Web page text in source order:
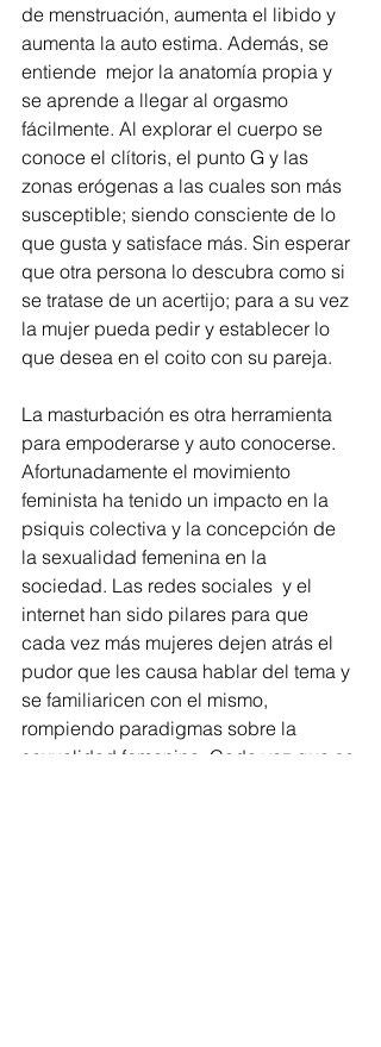
de menstruación, aumenta el libido y
aumenta la auto estima. Además, se
entiende  mejor la anatomía propia y
se aprende a llegar al orgasmo
fácilmente. Al explorar el cuerpo se
conoce el clítoris, el punto G y las
zonas erógenas a las cuales son más
susceptible; siendo consciente de lo
que gusta y satisface más. Sin esperar
que otra persona lo descubra como si
se tratase de un acertijo; para a su vez
la mujer pueda pedir y establecer lo
que desea en el coito con su pareja.
La masturbación es otra herramienta
para empoderarse y auto conocerse.
Afortunadamente el movimiento
feminista ha tenido un impacto en la
psiquis colectiva y la concepción de
la sexualidad femenina en la
sociedad. Las redes sociales  y el
internet han sido pilares para que
cada vez más mujeres dejen atrás el
pudor que les causa hablar del tema y
se familiaricen con el mismo,
rompiendo paradigmas sobre la
sexualidad femenina. Cada vez que se